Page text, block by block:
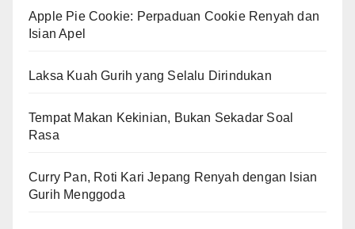
Apple Pie Cookie: Perpaduan Cookie Renyah dan
Isian Apel
Laksa Kuah Gurih yang Selalu Dirindukan
Tempat Makan Kekinian, Bukan Sekadar Soal
Rasa
Curry Pan, Roti Kari Jepang Renyah dengan Isian
Gurih Menggoda